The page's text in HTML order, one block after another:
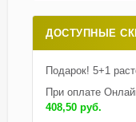
ДОСТУПНЫЕ
Подарок! 5+1
При оплате
408,50 руб.